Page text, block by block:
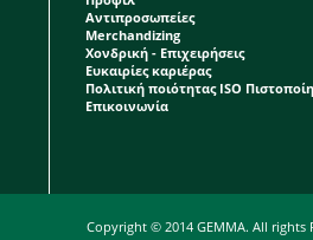
Αντιπροσωπείες
Merchandizing
Χονδρική - Επιχειρήσεις
Ευκαιρίες καριέρας
Πολιτική ποιότητας ISO
Επικοινωνία
Copyright © 2014 GEMMA. All rights